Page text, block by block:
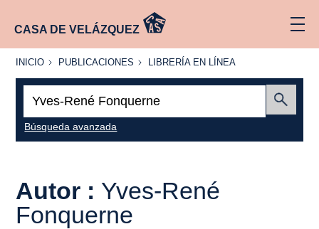
CASA DE VELÁZQUEZ
INICIO
INICIO PUBLICACIONES
PUBLICACIONES
LIBRERÍA
LÍNEA
LIBRERÍA EN LÍNEA
Búsqueda avanzada
Autor : Yves-René
Fonquerne